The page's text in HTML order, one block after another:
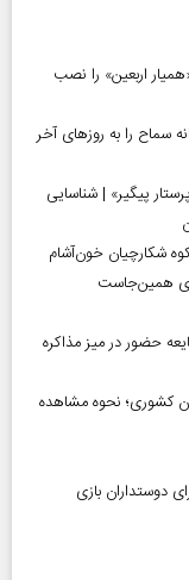
اربعین» را نصب
در سامانه سماح را به روز‌های آخر
پیگیر» | شناسایی
همین‌جاست
حضور در میز مذاکره
بازنشستگان کشوری؛ نحوه مشاهده